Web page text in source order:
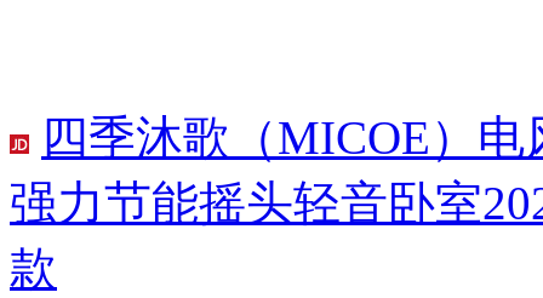
四季沐歌（MICOE）
强力节能摇头轻音卧室
款